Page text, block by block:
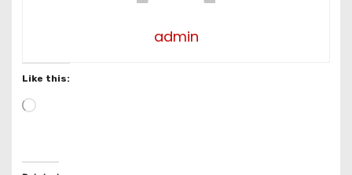
admin
Like this:
L
i